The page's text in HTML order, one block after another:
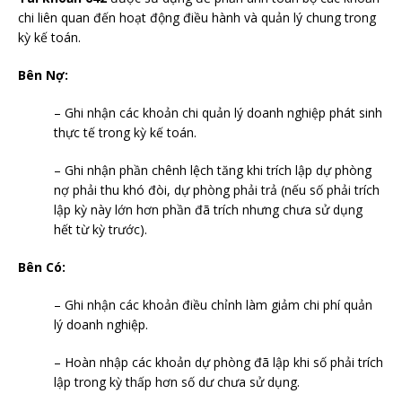
chi liên quan đến hoạt động điều hành và quản lý chung trong
kỳ kế toán.
Bên Nợ:
– Ghi nhận các khoản chi quản lý doanh nghiệp phát sinh
thực tế trong kỳ kế toán.
– Ghi nhận phần chênh lệch tăng khi trích lập dự phòng
nợ phải thu khó đòi, dự phòng phải trả (nếu số phải trích
lập kỳ này lớn hơn phần đã trích nhưng chưa sử dụng
hết từ kỳ trước).
Bên Có:
– Ghi nhận các khoản điều chỉnh làm giảm chi phí quản
lý doanh nghiệp.
– Hoàn nhập các khoản dự phòng đã lập khi số phải trích
lập trong kỳ thấp hơn số dư chưa sử dụng.